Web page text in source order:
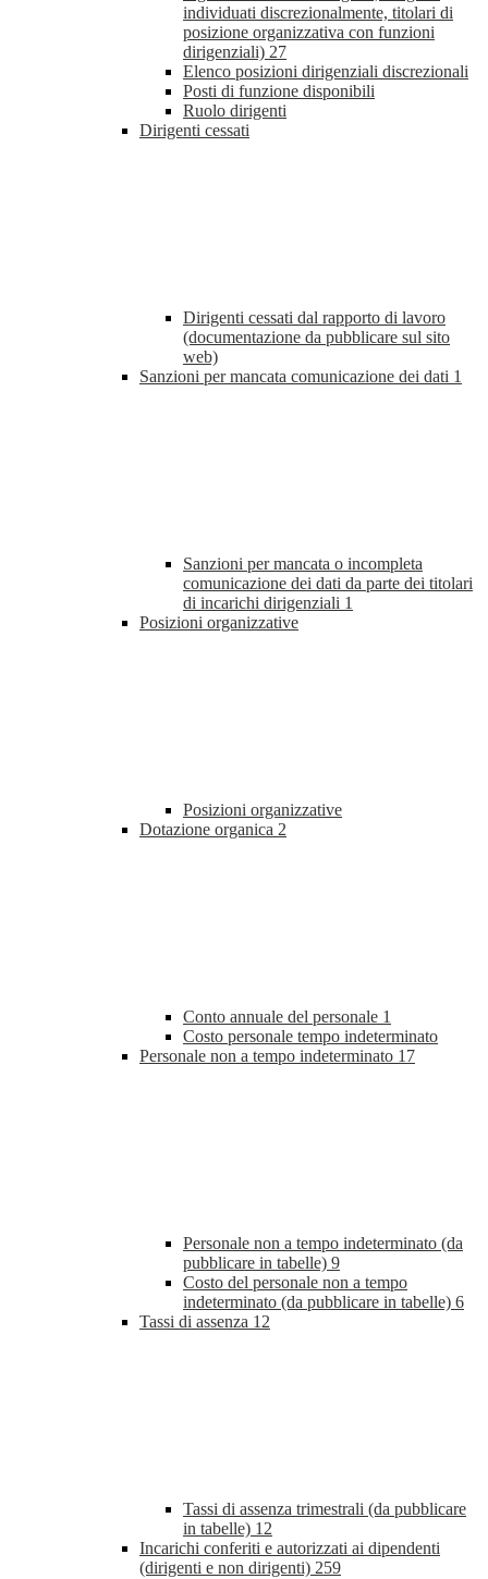
individuati discrezionalmente, titolari di
posizione organizzativa con funzioni
dirigenziali) 27
Elenco posizioni dirigenziali discrezionali
Posti di funzione disponibili
Ruolo dirigenti
Dirigenti cessati
Dirigenti cessati dal rapporto di lavoro
(documentazione da pubblicare sul sito
web)
Sanzioni per mancata comunicazione dei dati 1
Sanzioni per mancata o incompleta
comunicazione dei dati da parte dei titolari
di incarichi dirigenziali 1
Posizioni organizzative
Posizioni organizzative
Dotazione organica 2
Conto annuale del personale 1
Costo personale tempo indeterminato
Personale non a tempo indeterminato 17
Personale non a tempo indeterminato (da
pubblicare in tabelle) 9
Costo del personale non a tempo
indeterminato (da pubblicare in tabelle) 6
Tassi di assenza 12
Tassi di assenza trimestrali (da pubblicare
in tabelle) 12
Incarichi conferiti e autorizzati ai dipendenti
(dirigenti e non dirigenti) 259